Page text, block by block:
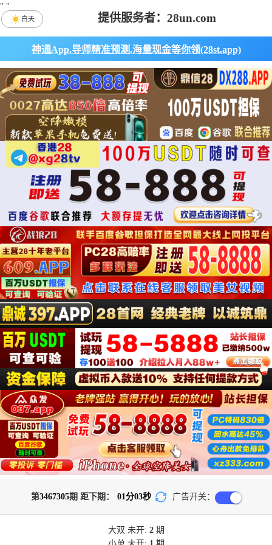
提供服务者：28un.com
白天
第3467305期 距下期： 01 分03秒 广告开关：
大双 未开: 2期
" "